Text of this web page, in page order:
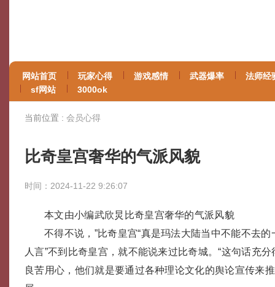
网站首页 玩家心得 游戏感情 武器爆率
法师经
sf网站
3000ok
当前位置 : 会员心得
比奇皇宫奢华的气派风貌
时间：2024-11-22 9:26:07
本文由小编武欣炅比奇皇宫奢华的气派风貌
不得不说，”比奇皇宫“真是玛法大陆当中不能不去
人言”不到比奇皇宫，就不能说来过比奇城。“这句话充
良苦用心，他们就是要通过各种理论文化的舆论宣传来